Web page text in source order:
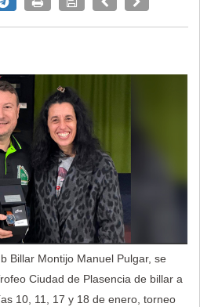
Billar Montijo Manuel Pulgar, se
Ciudad de Plasencia de billar a
10, 11, 17 y 18 de enero, torneo